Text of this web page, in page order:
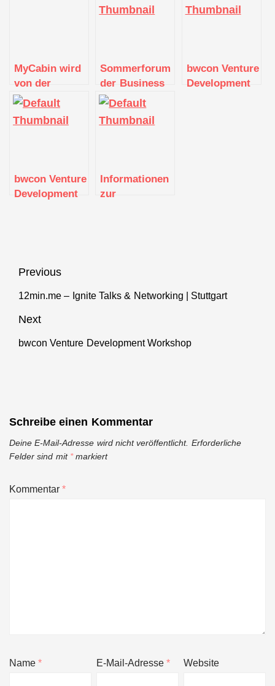
MyCabin wird
von der
Bundesregierung
als Kultur- und
Kreativpilot
Sommerforum
der Business
Angels Region
Stuttgart e.V.
2021
bwcon Venture
Development
bwcon Venture
Development
Informationen
zur
Beitragsnavigation
Previous
Previous
12min.me – Ignite Talks & Networking | Stuttgart
Next
Next
bwcon Venture Development Workshop
Schreibe einen Kommentar
Deine E-Mail-Adresse wird nicht veröffentlicht. Erforderliche
Felder sind mit *markiert
Kommentar*
Name* E-Mail-Adresse* Website